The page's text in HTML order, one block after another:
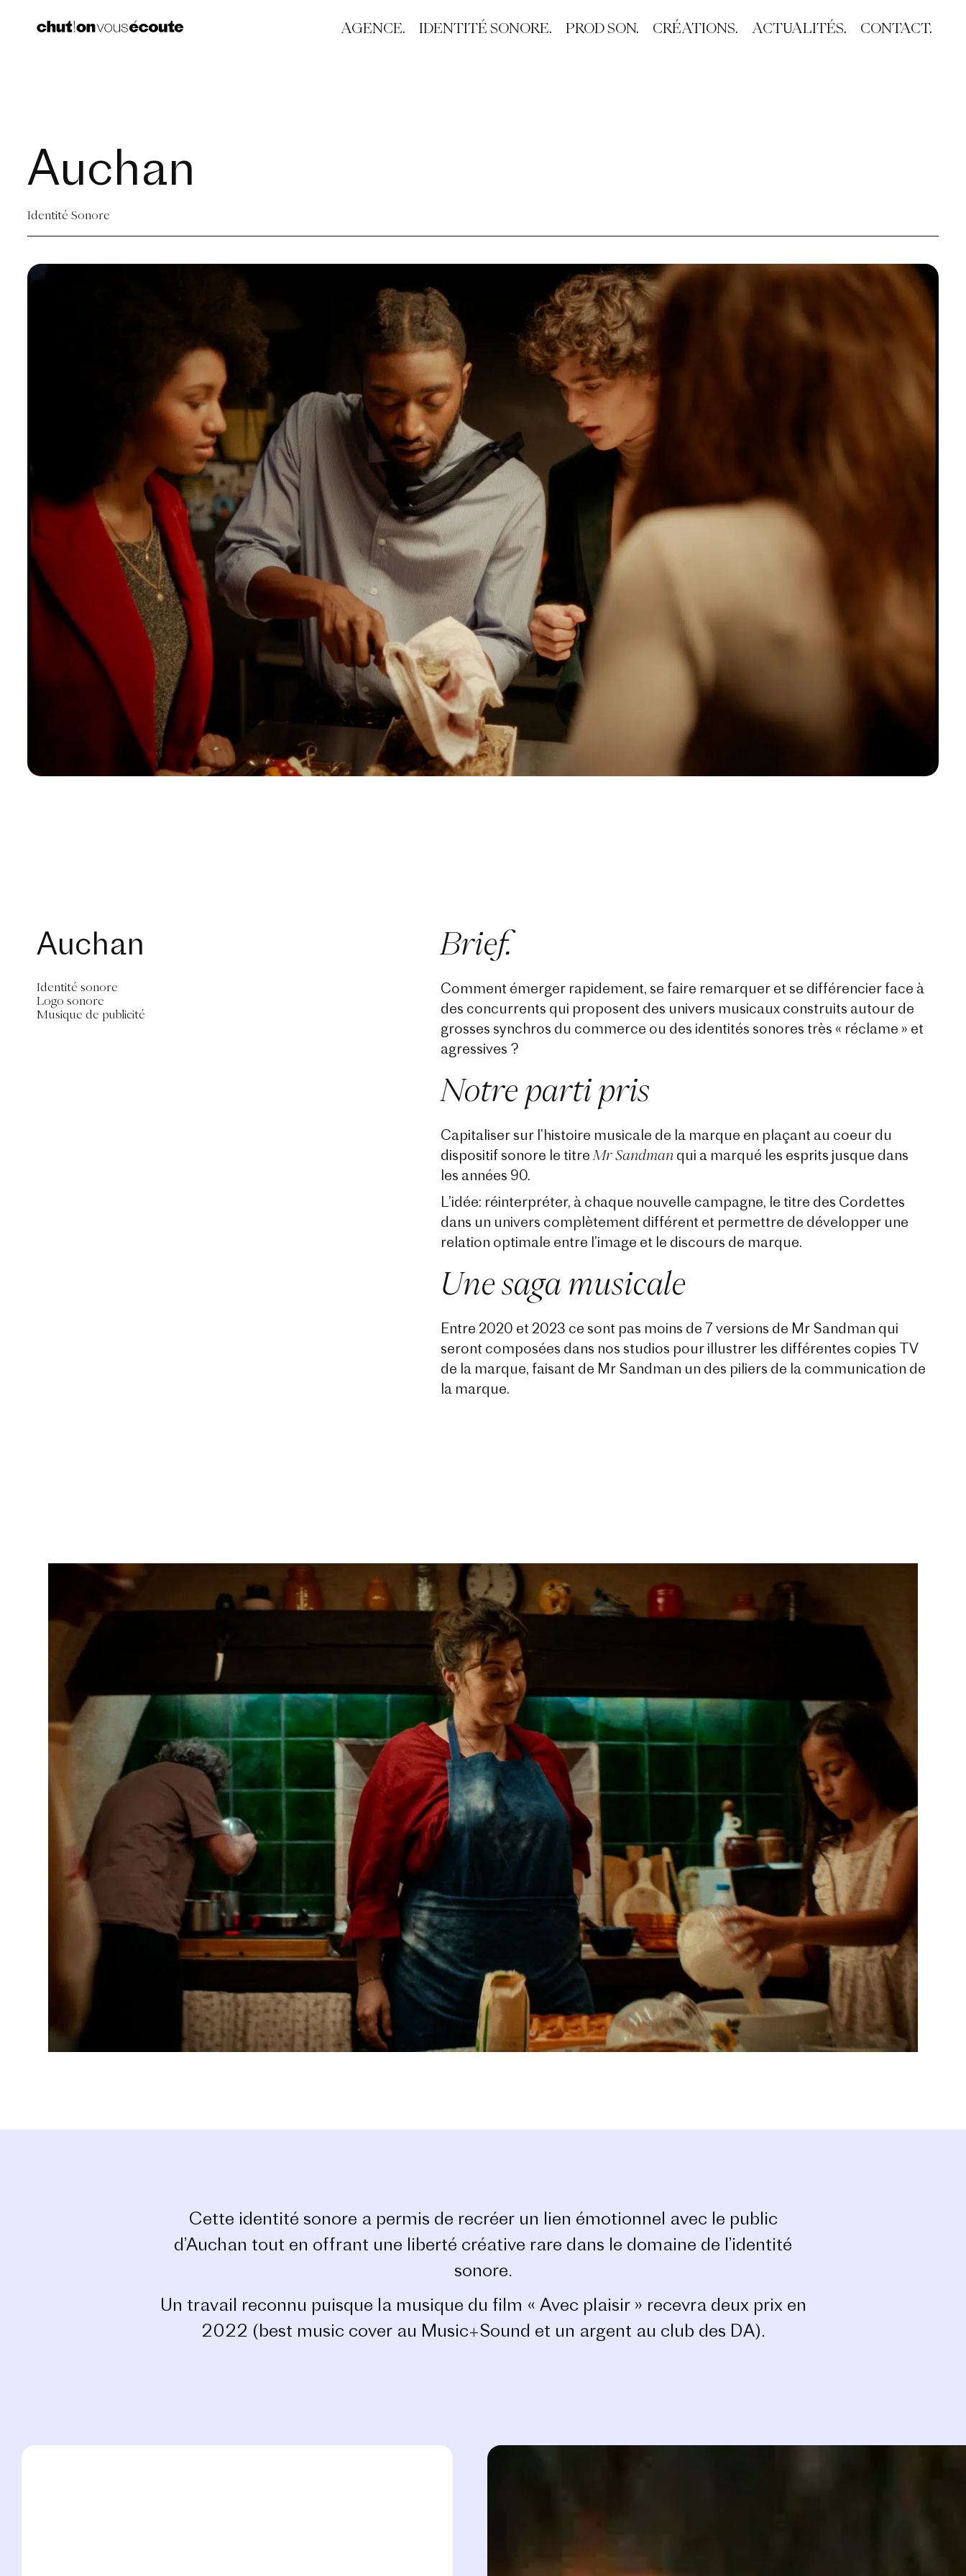
AGENCE. IDENTITÉ SONORE. PROD SON. CRÉATIONS. ACTUALITÉS. CONTACT.
Auchan
Identité Sonore
Auchan
Identité sonore
Logo sonore
Musique de publicité
Brief.
Comment émerger rapidement, se faire remarquer et se différencier face à
des concurrents qui proposent des univers musicaux construits autour de
grosses synchros du commerce ou des identités sonores très « réclame » et
agressives ?
Notre parti pris
Capitaliser sur l’histoire musicale de la marque en plaçant au coeur du
dispositif sonore le titreMr Sandman qui a marqué les esprits jusque dans
les années 90.
L’idée: réinterpréter, à chaque nouvelle campagne, le titre des Cordettes
dans un univers complètement différent et permettre de développer une
relation optimale entre l’image et le discours de marque.
Une saga musicale
Entre 2020 et 2023 ce sont pas moins de 7 versions de Mr Sandman qui
seront composées dans nos studios pour illustrer les différentes copies TV
de la marque, faisant de Mr Sandman un des piliers de la communication de
la marque.
Cette identité sonore a permis de recréer un lien émotionnel avec le public
d’Auchan tout en offrant une liberté créative rare dans le domaine de l’identité
sonore.
Un travail reconnu puisque la musique du film « Avec plaisir » recevra deux prix en
2022 (best music cover au Music+Sound et un argent au club des DA).